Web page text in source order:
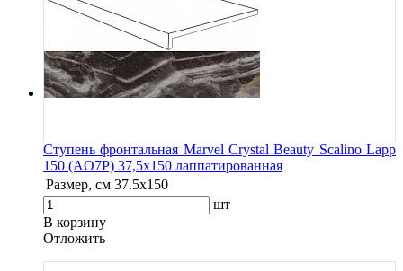
Ступень фронтальная Marvel Crystal Beauty Scalino Lapp
150 (AO7P) 37,5x150 лаппатированная
Размер, см 37.5x150
шт
В корзину
Oтложить